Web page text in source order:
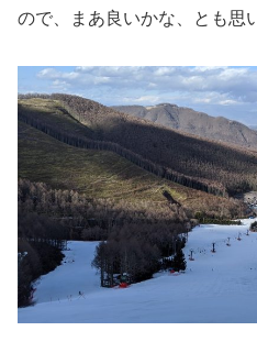
ので、まあ良いかな、とも思